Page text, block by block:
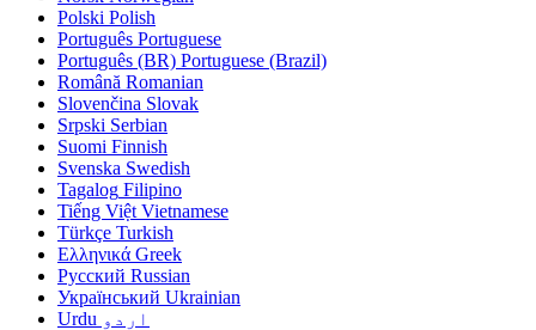
Polski Polish
Português Portuguese
Português (BR) Portuguese (Brazil)
Română Romanian
Slovenčina Slovak
Srpski Serbian
Suomi Finnish
Svenska Swedish
Tagalog Filipino
Tiếng Việt Vietnamese
Türkçe Turkish
Ελληνικά Greek
Русский Russian
Український Ukrainian
اردو Urdu